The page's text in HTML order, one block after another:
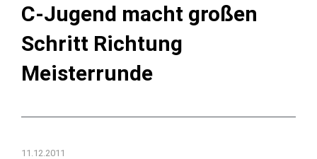
C-Jugend macht großen
Schritt Richtung
Meisterrunde
11.12.2011